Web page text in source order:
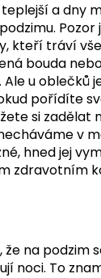
a dny
kteří tráví
bouda
Ale u
pořídíte
si zadělat
v
hned jej
zdravotním
že na podzim
noci. To